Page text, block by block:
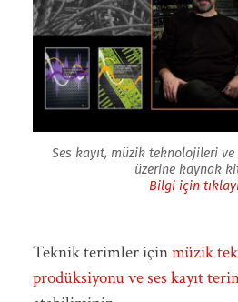
Ses kayıt, müzik teknolojileri
üzerine kaynak
Bilgi için
Teknik terimler içinmüzik
prodüksiyonu ve ses kayıt